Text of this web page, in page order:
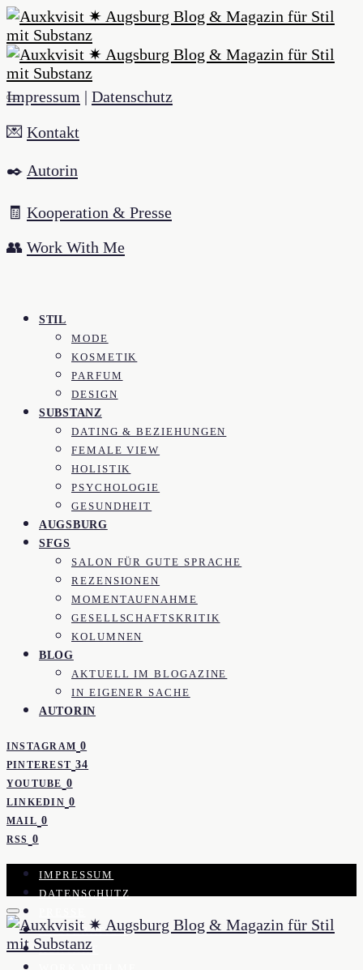
Impressum | Datenschutz
💌 Kontakt
✒️ Autorin
🧾 Kooperation & Presse
👥 Work With Me
STIL
MODE
KOSMETIK
PARFUM
DESIGN
SUBSTANZ
DATING & BEZIEHUNGEN
FEMALE VIEW
HOLISTIK
PSYCHOLOGIE
GESUNDHEIT
AUGSBURG
SFGS
SALON FÜR GUTE SPRACHE
REZENSIONEN
MOMENTAUFNAHME
GESELLSCHAFTSKRITIK
KOLUMNEN
BLOG
AKTUELL IM BLOGAZINE
IN EIGENER SACHE
AUTORIN
INSTAGRAM 0
PINTEREST 34
YOUTUBE 0
LINKEDIN 0
MAIL 0
RSS 0
IMPRESSUM
DATENSCHUTZ
KOOPERATION
KONTAKT